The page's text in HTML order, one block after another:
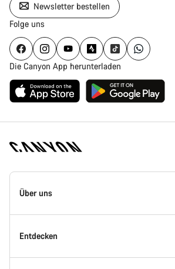
Newsletter bestellen
Folge uns
Die Canyon App herunterladen
Canyon
Homepage
Über uns
Inside Canyon
Entdecken